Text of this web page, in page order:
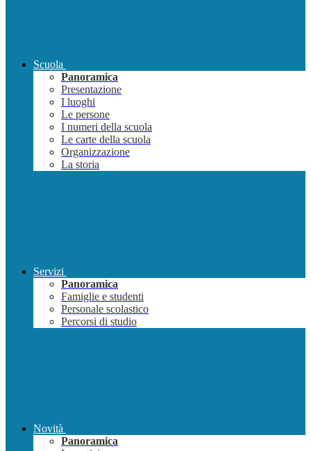
Scuola
Panoramica
Presentazione
I luoghi
Le persone
I numeri della scuola
Le carte della scuola
Organizzazione
La storia
Servizi
Panoramica
Famiglie e studenti
Personale scolastico
Percorsi di studio
Novità
Panoramica